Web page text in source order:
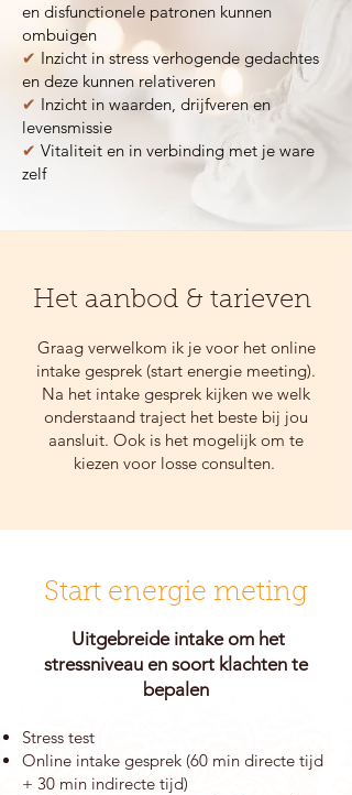
en disfunctionele patronen kunnen
ombuigen
✔ Inzicht in stress verhogende gedachtes
en deze kunnen relativeren
✔ Inzicht in waarden, drijfveren en
levensmissie
✔ Vitaliteit en in verbinding met je ware
zelf
Het aanbod & tarieven
Graag verwelkom ik je voor het online
intake gesprek (start energie meeting).
Na het intake gesprek kijken we welk
onderstaand traject het beste bij jou
aansluit. Ook is het mogelijk om te
kiezen voor losse consulten.
Start energie meting
Uitgebreide intake om het
stressniveau en soort klachten te
bepalen
Stress test
Online intake gesprek (60 min directe tijd
+ 30 min indirecte tijd)